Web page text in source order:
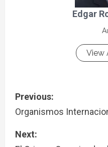
Edgar
View
Previous:
Organismos
Next: